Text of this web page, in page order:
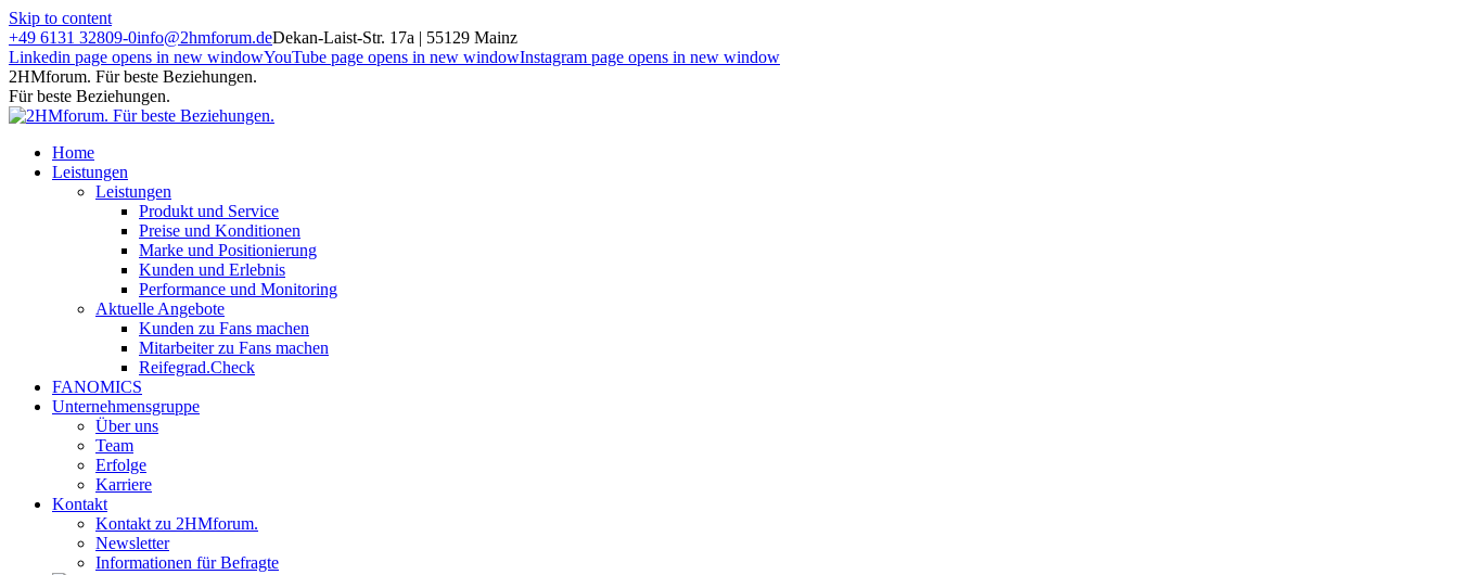
Skip to content
+49 6131 32809-0info@2hmforum.deDekan-Laist-Str. 17a | 55129 Mainz
Linkedin page opens in new windowYouTube page opens in new windowInstagram page opens in new window
2HMforum. Für beste Beziehungen.
Für beste Beziehungen.
Home
Leistungen
Leistungen
Produkt und Service
Preise und Konditionen
Marke und Positionierung
Kunden und Erlebnis
Performance und Monitoring
Aktuelle Angebote
Kunden zu Fans machen
Mitarbeiter zu Fans machen
Reifegrad.Check
FANOMICS
Unternehmensgruppe
Über uns
Team
Erfolge
Karriere
Kontakt
Kontakt zu 2HMforum.
Newsletter
Informationen für Befragte